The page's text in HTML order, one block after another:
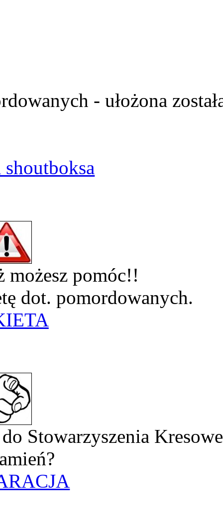
- ułożona
możesz pomóc!!
dot. pomordowanych.
Stowarzyszenia